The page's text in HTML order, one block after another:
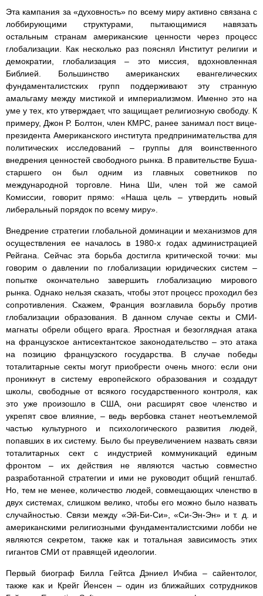
Эта кампания за «духовность» по всему миру активно связана с
лоббирующими структурами, пытающимися навязать
остальным странам американские ценности через процесс
глобализации. Как несколько раз пояснял Институт религии и
демократии, глобализация – это миссия, вдохновленная
Библией. Большинство американских евангелических
фундаменталистских групп поддерживают эту странную
амальгаму между мистикой и империализмом. Именно это на
уме у тех, кто утверждает, что защищает религиозную свободу. К
примеру, Джон Р. Болтон, член КМРС, ранее занимал пост вице-
президента Американского института предпринимательства для
политических исследований – группы для воинственного
внедрения ценностей свободного рынка. В правительстве Буша-
старшего он был одним из главных советников по
международной торговле. Нина Ши, член той же самой
Комиссии, говорит прямо: «Наша цель – утвердить новый
либеральный порядок по всему миру».
Внедрение стратегии глобальной доминации и механизмов для
осуществления ее началось в 1980-х годах администрацией
Рейгана. Сейчас эта борьба достигла критической точки: мы
говорим о давлении по глобализации юридических систем –
попытке окончательно завершить глобализацию мирового
рынка. Однако нельзя сказать, чтобы этот процесс проходил без
сопротивления. Скажем, Франция возглавила борьбу против
глобализации образования. В данном случае секты и СМИ-
магнаты обрели общего врага. Яростная и безоглядная атака
на французское антисектантское законодательство – это атака
на позицию французского государства. В случае победы
тоталитарные секты могут приобрести очень много: если они
проникнут в систему европейского образования и создадут
школы, свободные от всякого государственного контроля, как
это уже произошло в США, они расширят свое членство и
укрепят свое влияние, – ведь вербовка станет неотъемлемой
частью культурного и психологического развития людей,
попавших в их систему. Было бы преувеличением назвать связи
тоталитарных сект с индустрией коммуникаций единым
фронтом – их действия не являются частью совместно
разработанной стратегии и ими не руководит общий генштаб.
Но, тем не менее, количество людей, совмещающих членство в
двух системах, слишком велико, чтобы его можно было назвать
случайностью. Связи между «Эй-Би-Си», «Си-Эн-Эн» и т. д. и
американскими религиозными фундаменталистскими лобби не
являются секретом, также как и тотальная зависимость этих
гигантов СМИ от правящей идеологии.
Первый биограф Билла Гейтса Дэниел Ичбиа – сайентолог,
также как и Крейг Йенсен – один из ближайших сотрудников